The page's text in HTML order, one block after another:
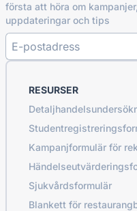
första att höra om kampanjer,
uppdateringar och tips
RESURSER
Kampanjformulär för
Sjukvårdsformulär
Blankett för